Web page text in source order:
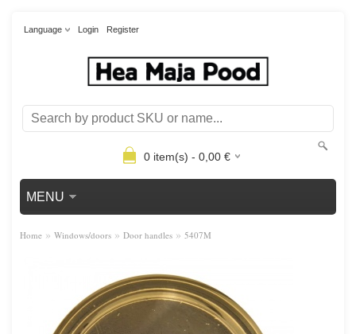
Language Login Register
0item(s) - 0,00€
MENU
Home » Windows/doors » Door handles » 5407M